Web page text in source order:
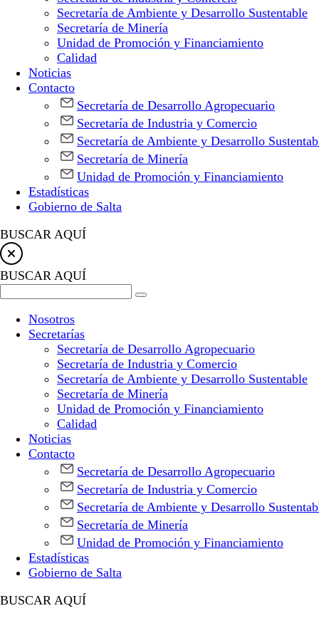
Secretaría de Ambiente y Desarrollo Sustentable
Secretaría de Minería
Unidad de Promoción y Financiamiento
Calidad
Noticias
Contacto
Secretaría de Desarrollo Agropecuario
Secretaría de Industria y Comercio
Secretaría de Ambiente y Desarrollo
Secretaría de Minería
Unidad de Promoción y Financiamiento
Estadísticas
Gobierno de Salta
BUSCAR AQUÍ
BUSCAR AQUÍ
Nosotros
Secretarías
Secretaría de Desarrollo Agropecuario
Secretaría de Industria y Comercio
Secretaría de Ambiente y Desarrollo Sustentable
Secretaría de Minería
Unidad de Promoción y Financiamiento
Calidad
Noticias
Contacto
Secretaría de Desarrollo Agropecuario
Secretaría de Industria y Comercio
Secretaría de Ambiente y Desarrollo
Secretaría de Minería
Unidad de Promoción y Financiamiento
Estadísticas
Gobierno de Salta
BUSCAR AQUÍ